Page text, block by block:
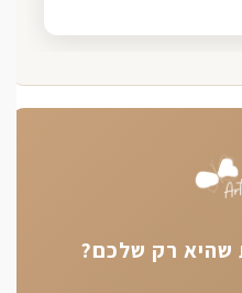
שהיא רק שלכם?